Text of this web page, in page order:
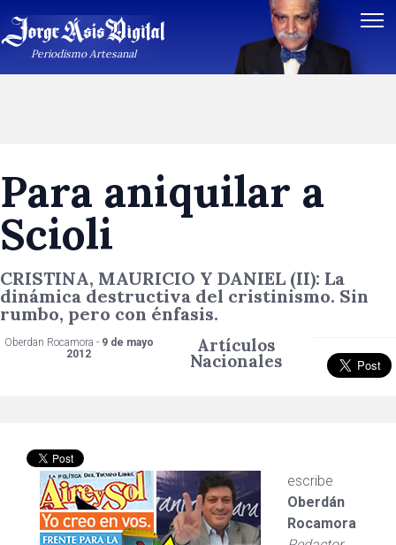
Periodismo Artesanal
Para aniquilar a
Scioli
CRISTINA, MAURICIO Y DANIEL (II): La
dinámica destructiva del cristinismo. Sin
rumbo, pero con énfasis.
Oberdan Rocamora - 9 de mayo
2012
Artículos
Nacionales
escribe
Oberdán
Rocamora